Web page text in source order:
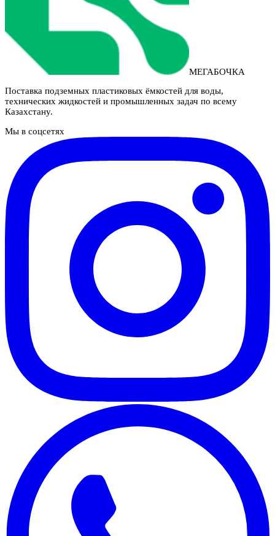
МЕГАБОЧКА
Поставка подземных пластиковых ёмкостей для воды,
технических жидкостей и промышленных задач по всему
Казахстану.
Мы в соцсетях